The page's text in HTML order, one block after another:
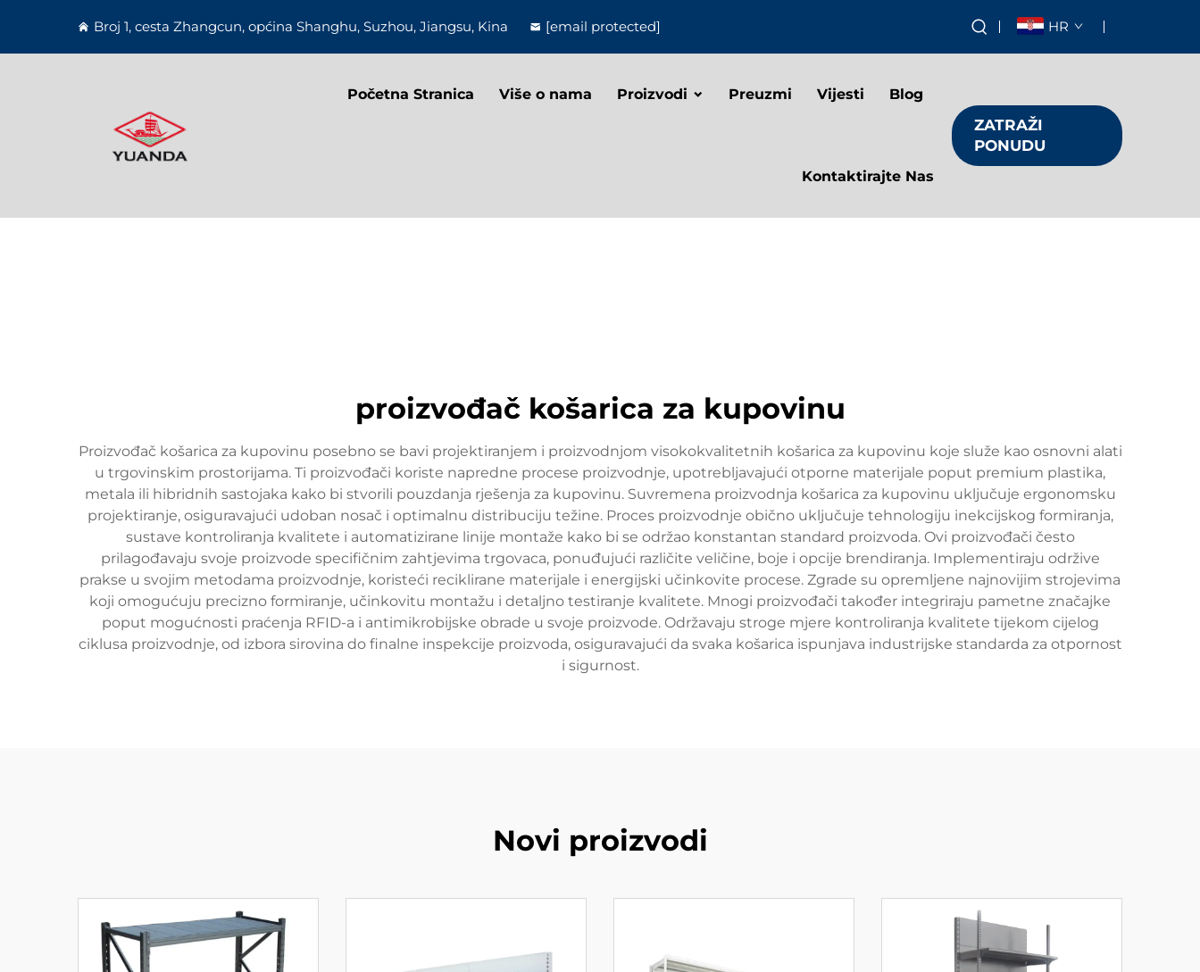
Broj 1, cesta Zhangcun, općina Shanghu, Suzhou, Jiangsu, Kina [email protected] HR
Početna Stranica Više o nama Proizvodi Preuzmi Vijesti Blog
Kontaktirajte Nas
ZATRAŽI
PONUDU
proizvođač košarica za kupovinu
Proizvođač košarica za kupovinu posebno se bavi projektiranjem i proizvodnjom visokokvalitetnih košarica za kupovinu koje služe kao osnovni alati
u trgovinskim prostorijama. Ti proizvođači koriste napredne procese proizvodnje, upotrebljavajući otporne materijale poput premium plastika,
metala ili hibridnih sastojaka kako bi stvorili pouzdanja rješenja za kupovinu. Suvremena proizvodnja košarica za kupovinu uključuje ergonomsku
projektiranje, osiguravajući udoban nosač i optimalnu distribuciju težine. Proces proizvodnje obično uključuje tehnologiju inekcijskog formiranja,
sustave kontroliranja kvalitete i automatizirane linije montaže kako bi se održao konstantan standard proizvoda. Ovi proizvođači često
prilagođavaju svoje proizvode specifičnim zahtjevima trgovaca, ponuđujući različite veličine, boje i opcije brendiranja. Implementiraju održive
prakse u svojim metodama proizvodnje, koristeći reciklirane materijale i energijski učinkovite procese. Zgrade su opremljene najnovijim strojevima
koji omogućuju precizno formiranje, učinkovitu montažu i detaljno testiranje kvalitete. Mnogi proizvođači također integriraju pametne značajke
poput mogućnosti praćenja RFID-a i antimikrobijske obrade u svoje proizvode. Održavaju stroge mjere kontroliranja kvalitete tijekom cijelog
ciklusa proizvodnje, od izbora sirovina do finalne inspekcije proizvoda, osiguravajući da svaka košarica ispunjava industrijske standarda za otpornost
i sigurnost.
Novi proizvodi